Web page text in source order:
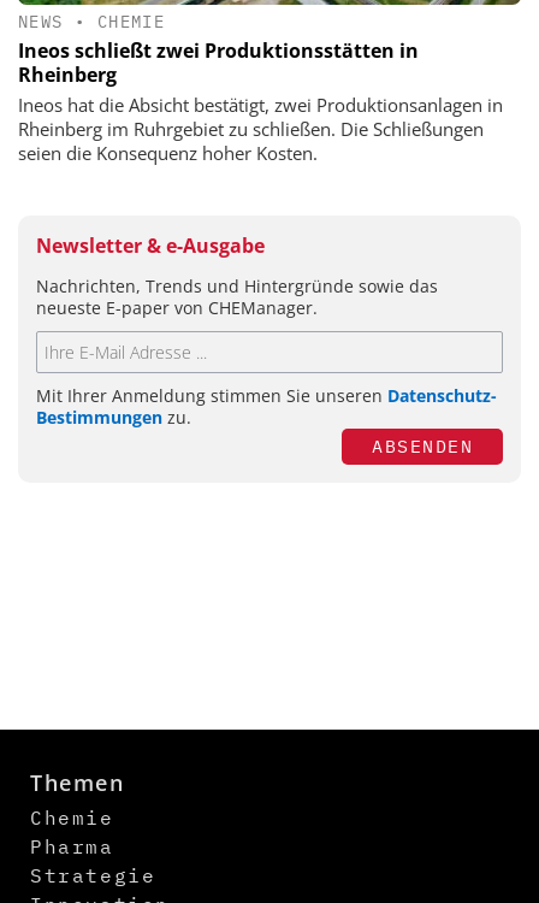
NEWS • CHEMIE
Ineos schließt zwei Produktionsstätten in
Rheinberg
Ineos hat die Absicht bestätigt, zwei Produktionsanlagen in
Rheinberg im Ruhrgebiet zu schließen. Die Schließungen
seien die Konsequenz hoher Kosten.
Newsletter & e-Ausgabe
Nachrichten, Trends und Hintergründe sowie das
neueste E-paper von CHEManager.
Mit Ihrer Anmeldung stimmen Sie unseren Datenschutz-
Bestimmungen zu.
ABSENDEN
Themen
Chemie
Pharma
Strategie